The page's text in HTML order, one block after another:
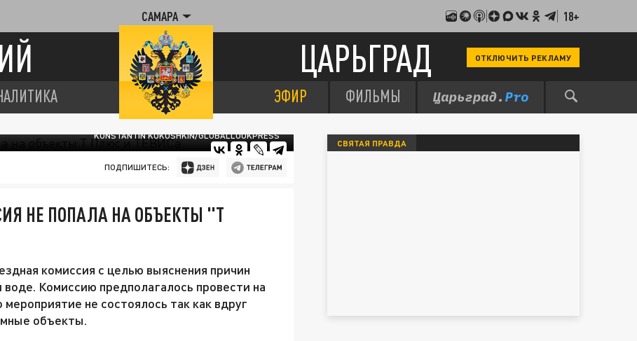
САМАРА 18+
ЦАРЬГРАД ОТКЛЮЧИТЬ РЕКЛАМУ
ЭФИР ФИЛЬМЫ
KONSTANTIN KOKOSHKIN/GLOBALLOOKPRESS
ПОДПИШИТЕСЬ:
НЕ ПОПАЛА НА ОБЪЕКТЫ "Т
комиссия с целью выяснения причин
воде. Комиссию предполагалось провести на
не состоялось так как вдруг
объекты.
СВЯТАЯ ПРАВДА